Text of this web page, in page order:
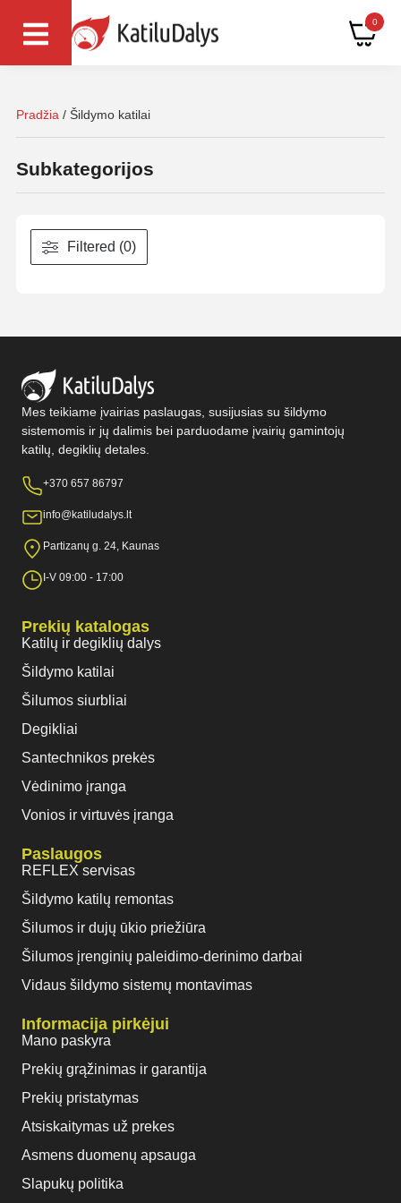
0
Pradžia / Šildymo katilai
Subkategorijos
Filtered (0)
Mes teikiame įvairias paslaugas, susijusias su šildymo
sistemomis ir jų dalimis bei parduodame įvairių gamintojų
katilų, degiklių detales.
+370 657 86797
info@katiludalys.lt
Partizanų g. 24, Kaunas
I-V 09:00 - 17:00
Prekių katalogas
Katilų ir degiklių dalys
Šildymo katilai
Šilumos siurbliai
Degikliai
Santechnikos prekės
Vėdinimo įranga
Vonios ir virtuvės įranga
Paslaugos
REFLEX servisas
Šildymo katilų remontas
Šilumos ir dujų ūkio priežiūra
Šilumos įrenginių paleidimo-derinimo darbai
Vidaus šildymo sistemų montavimas
Informacija pirkėjui
Mano paskyra
Prekių grąžinimas ir garantija
Prekių pristatymas
Atsiskaitymas už prekes
Asmens duomenų apsauga
Slapukų politika